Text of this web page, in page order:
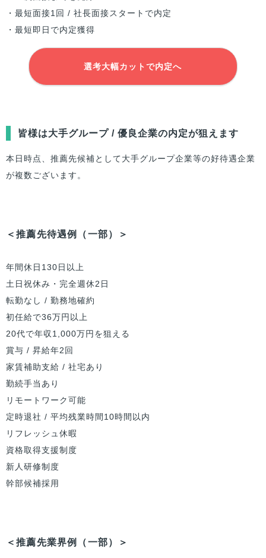
・最短面接1回 / 社長面接スタートで内定
・最短即日で内定獲得
選考大幅カットで内定へ
皆様は大手グループ / 優良企業の内定が狙えます
本日時点、推薦先候補として大手グループ企業等の好待遇企業
が複数ございます。
＜推薦先待遇例（一部）＞
年間休日130日以上
土日祝休み・完全週休2日
転勤なし / 勤務地確約
初任給で36万円以上
20代で年収1,000万円を狙える
賞与 / 昇給年2回
家賃補助支給 / 社宅あり
勤続手当あり
リモートワーク可能
定時退社 / 平均残業時間10時間以内
リフレッシュ休暇
資格取得支援制度
新人研修制度
幹部候補採用
＜推薦先業界例（一部）＞